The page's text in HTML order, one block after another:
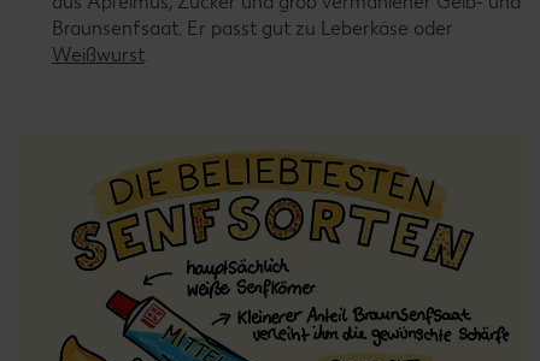
Braunsenfsaat. Er passt gut zu Leberkäse oder
Weißwurst